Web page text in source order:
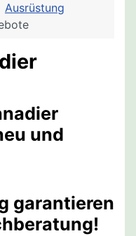
Ausrüstung
und
garantieren